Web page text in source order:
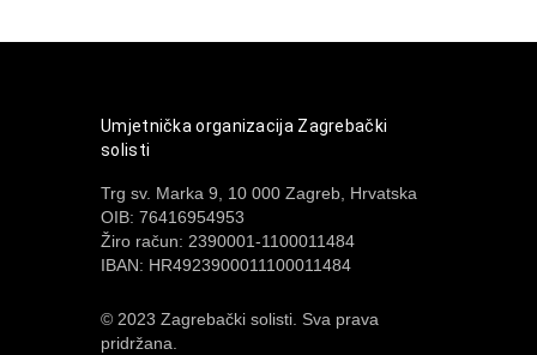
Umjetnička organizacija Zagrebački
solisti
Trg sv. Marka 9, 10 000 Zagreb, Hrvatska
OIB: 76416954953
Žiro račun: 2390001-1100011484
IBAN: HR4923900011100011484
© 2023 Zagrebački solisti. Sva prava
pridržana.